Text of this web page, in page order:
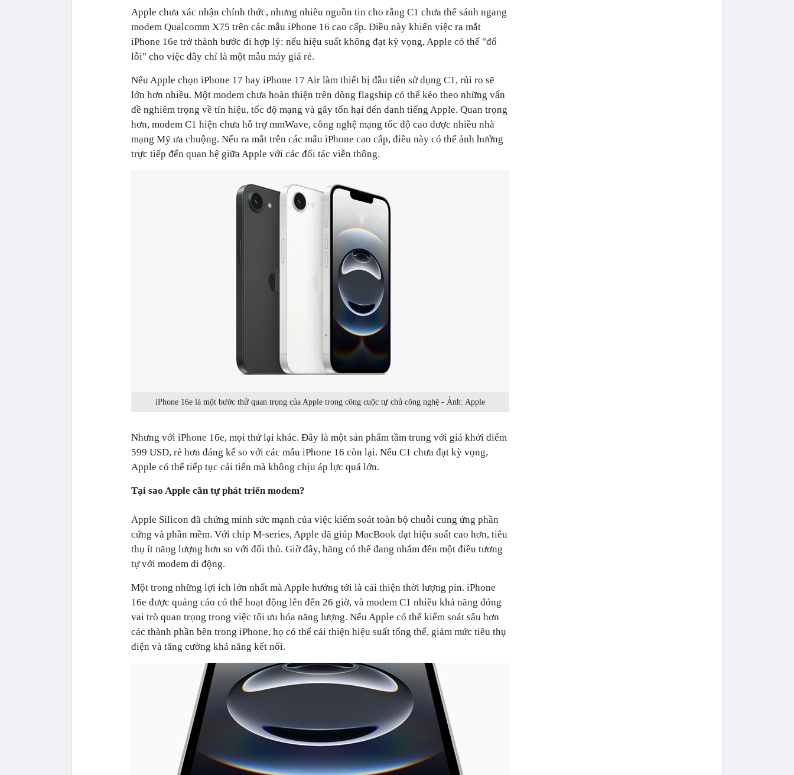
Apple chưa xác nhận chính thức, nhưng nhiều nguồn tin cho rằng C1 chưa thể sánh ngang
modem Qualcomm X75 trên các mẫu iPhone 16 cao cấp. Điều này khiến việc ra mắt
iPhone 16e trở thành bước đi hợp lý: nếu hiệu suất không đạt kỳ vọng, Apple có thể "đổ
lỗi" cho việc đây chỉ là một mẫu máy giá rẻ.
Nếu Apple chọn iPhone 17 hay iPhone 17 Air làm thiết bị đầu tiên sử dụng C1, rủi ro sẽ
lớn hơn nhiều. Một modem chưa hoàn thiện trên dòng flagship có thể kéo theo những vấn
đề nghiêm trọng về tín hiệu, tốc độ mạng và gây tổn hại đến danh tiếng Apple. Quan trọng
hơn, modem C1 hiện chưa hỗ trợ mmWave, công nghệ mạng tốc độ cao được nhiều nhà
mạng Mỹ ưa chuộng. Nếu ra mắt trên các mẫu iPhone cao cấp, điều này có thể ảnh hưởng
trực tiếp đến quan hệ giữa Apple với các đối tác viễn thông.
iPhone 16e là một bước thử quan trọng của Apple trong công cuộc tự chủ công nghệ - Ảnh: Apple
Nhưng với iPhone 16e, mọi thứ lại khác. Đây là một sản phẩm tầm trung với giá khởi điểm
599 USD, rẻ hơn đáng kể so với các mẫu iPhone 16 còn lại. Nếu C1 chưa đạt kỳ vọng,
Apple có thể tiếp tục cải tiến mà không chịu áp lực quá lớn.
Tại sao Apple cần tự phát triển modem?
Apple Silicon đã chứng minh sức mạnh của việc kiểm soát toàn bộ chuỗi cung ứng phần
cứng và phần mềm. Với chip M-series, Apple đã giúp MacBook đạt hiệu suất cao hơn, tiêu
thụ ít năng lượng hơn so với đối thủ. Giờ đây, hãng có thể đang nhắm đến một điều tương
tự với modem di động.
Một trong những lợi ích lớn nhất mà Apple hướng tới là cải thiện thời lượng pin. iPhone
16e được quảng cáo có thể hoạt động lên đến 26 giờ, và modem C1 nhiều khả năng đóng
vai trò quan trọng trong việc tối ưu hóa năng lượng. Nếu Apple có thể kiểm soát sâu hơn
các thành phần bên trong iPhone, họ có thể cải thiện hiệu suất tổng thể, giảm mức tiêu thụ
điện và tăng cường khả năng kết nối.